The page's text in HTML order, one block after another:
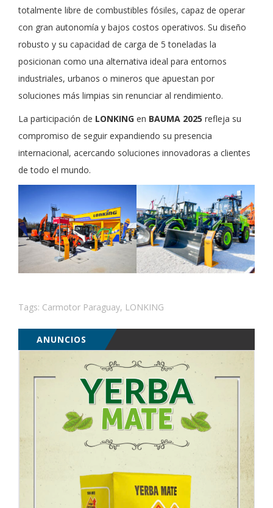
totalmente libre de combustibles fósiles, capaz de operar
con gran autonomía y bajos costos operativos. Su diseño
robusto y su capacidad de carga de 5 toneladas la
posicionan como una alternativa ideal para entornos
industriales, urbanos o mineros que apuestan por
soluciones más limpias sin renunciar al rendimiento.
La participación de LONKING en BAUMA 2025 refleja su
compromiso de seguir expandiendo su presencia
internacional, acercando soluciones innovadoras a clientes
de todo el mundo.
Tags: Carmotor Paraguay, LONKING
ANUNCIOS